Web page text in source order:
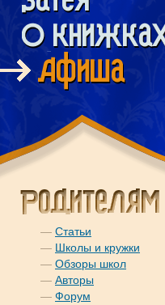
— Статьи
— Школы и кружки
— Обзоры школ
— Авторы
— Форум